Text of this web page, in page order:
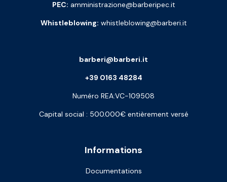
PEC: amministrazione@barberipec.it
Whistleblowing: whistleblowing@barberi.it
Informations
Documentations
barberi@barberi.it
+39 0163 48284
Numéro REA:VC-109508
Capital social : 500.000€ entièrement versé